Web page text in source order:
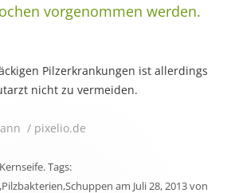
vorgenommen werden.
Pilzerkrankungen ist allerdings
nicht zu vermeiden.
/ pixelio.de
Kernseife. Tags:
,Pilzbakterien,Schuppen am Juli 28, 2013von